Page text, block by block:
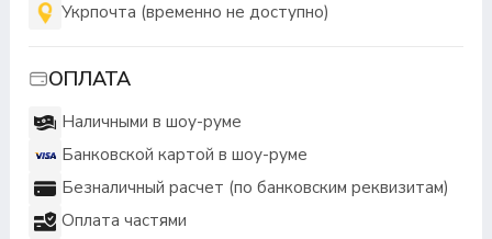
Укрпочта (временно не доступно)
ОПЛАТА
Наличными в шоу-руме
Банковской картой в шоу-руме
Безналичный расчет (по банковским реквизитам)
Оплата частями